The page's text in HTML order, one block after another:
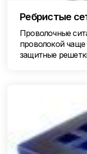
Ребристые
Проволочные
проволокой чаще
защитные